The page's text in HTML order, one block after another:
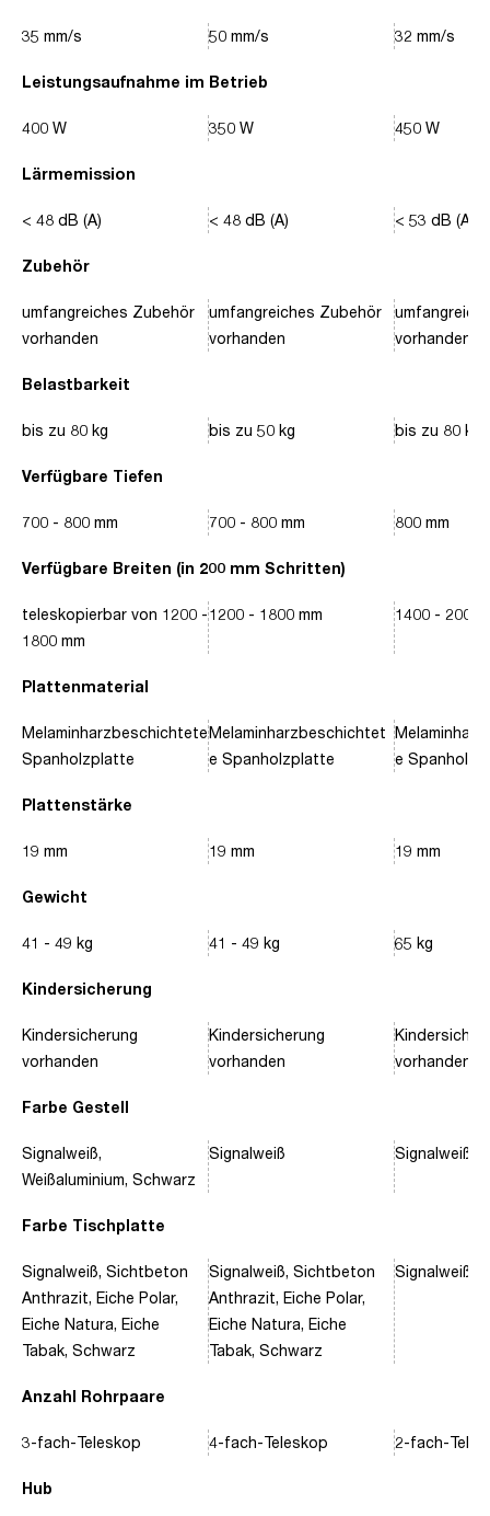
Leistungsaufnahme im Betrieb
Lärmemission
Zubehör
Belastbarkeit
Verfügbare Tiefen
Verfügbare Breiten (in 200 mm Schritten)
Plattenmaterial
Plattenstärke
Gewicht
Kindersicherung
Farbe Gestell
Farbe Tischplatte
Anzahl Rohrpaare
Hub
35 mm/s
400 W
< 48 dB (A)
umfangreiches Zubehör
vorhanden
bis zu 80 kg
700 - 800 mm
teleskopierbar von 1200 -
1800 mm
Melaminharzbeschichtete
Spanholzplatte
19 mm
41 - 49 kg
Kindersicherung
vorhanden
Signalweiß,
Weißaluminium, Schwarz
Signalweiß, Sichtbeton
Anthrazit, Eiche Polar,
Eiche Natura, Eiche
Tabak, Schwarz
3-fach-Teleskop
50 mm/s
350 W
< 48 dB (A)
umfangreiches Zubehör
vorhanden
bis zu 50 kg
700 - 800 mm
1200 - 1800 mm
Melaminharzbeschichtet
e Spanholzplatte
19 mm
41 - 49 kg
Kindersicherung
vorhanden
Signalweiß
Signalweiß, Sichtbeton
Anthrazit, Eiche Polar,
Eiche Natura, Eiche
Tabak, Schwarz
4-fach-Teleskop
32 mm/s
450 W
< 53 dB (A)
vorhanden
bis zu 80 kg
800 mm
1400 - 2000
e
19 mm
65 kg
vorhanden
Signalweiß,
Signalweiß,
2-fach-